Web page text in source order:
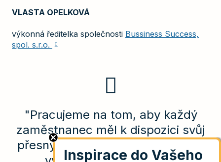
VLASTA OPELKOVÁ
výkonná ředitelka společnosti Bussiness Success,
spol. s.r.o.
"Pracujeme na tom, aby každý
zaměstnanec měl k dispozici svůj
přesný popis práce a věděl, co je